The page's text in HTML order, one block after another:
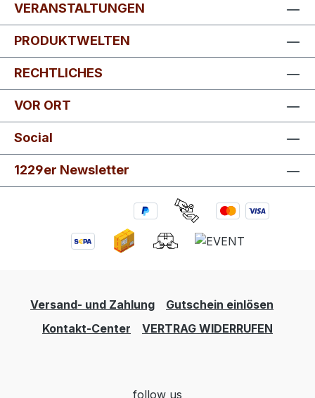
VERANSTALTUNGEN
PRODUKTWELTEN
RECHTLICHES
VOR ORT
Social
1229er Newsletter
Versand- und Zahlung
Gutschein einlösen
Kontakt-Center
VERTRAG WIDERRUFEN
follow us